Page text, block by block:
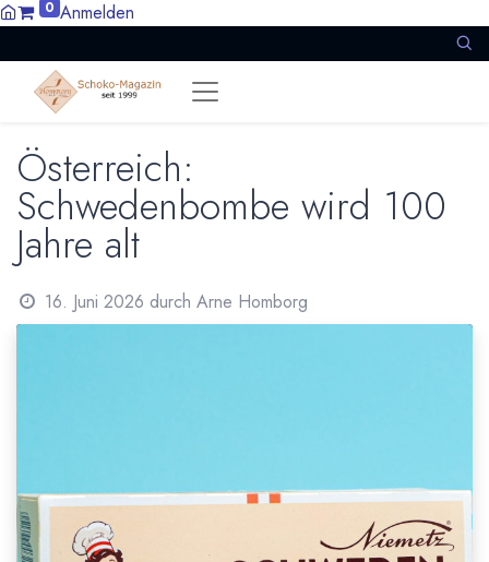
0 Anmelden
Österreich:
Schwedenbombe wird 100
Jahre alt
16. Juni 2026 durch Arne Homborg